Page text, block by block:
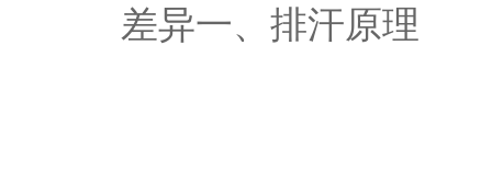
差异一、排汗原理